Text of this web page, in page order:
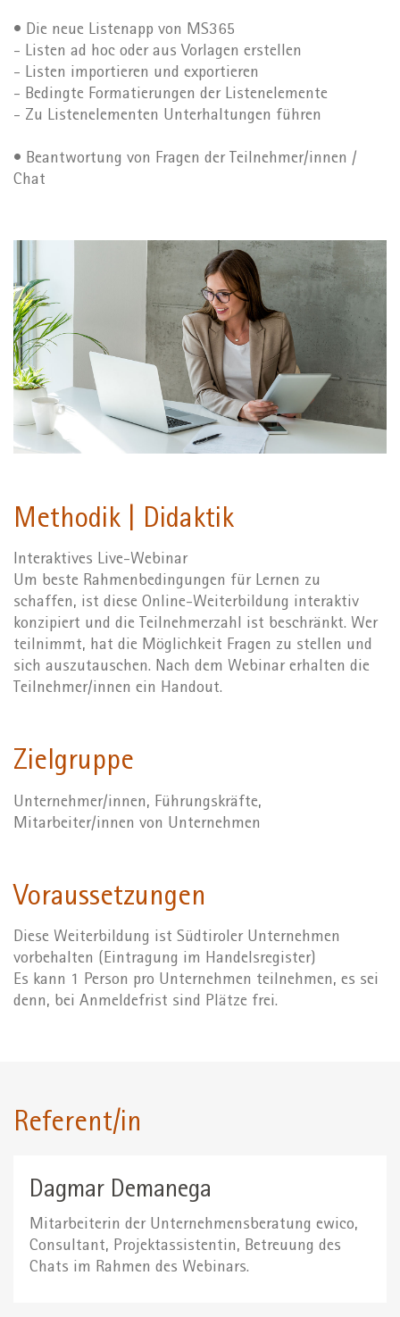
• Die neue Listenapp von MS365
- Listen ad hoc oder aus Vorlagen erstellen
- Listen importieren und exportieren
- Bedingte Formatierungen der Listenelemente
- Zu Listenelementen Unterhaltungen führen
• Beantwortung von Fragen der Teilnehmer/innen /
Chat
Methodik | Didaktik
Interaktives Live-Webinar
Um beste Rahmenbedingungen für Lernen zu
schaffen, ist diese Online-Weiterbildung interaktiv
konzipiert und die Teilnehmerzahl ist beschränkt. Wer
teilnimmt, hat die Möglichkeit Fragen zu stellen und
sich auszutauschen. Nach dem Webinar erhalten die
Teilnehmer/innen ein Handout.
Zielgruppe
Unternehmer/innen, Führungskräfte,
Mitarbeiter/innen von Unternehmen
Voraussetzungen
Diese Weiterbildung ist Südtiroler Unternehmen
vorbehalten (Eintragung im Handelsregister)
Es kann 1 Person pro Unternehmen teilnehmen, es sei
denn, bei Anmeldefrist sind Plätze frei.
Referent/in
Dagmar Demanega
Mitarbeiterin der Unternehmensberatung ewico,
Consultant, Projektassistentin, Betreuung des
Chats im Rahmen des Webinars.